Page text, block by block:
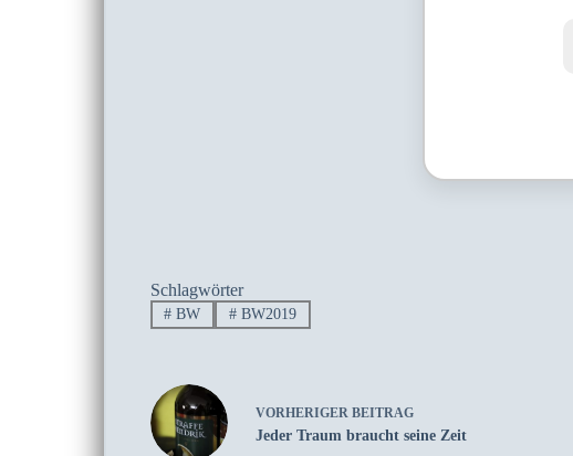
Schlagwörter
# BW # BW2019
VORHERIGER BEITRAG
Jeder Traum braucht seine Zeit